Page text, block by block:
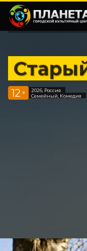
12 +
2026, Россия
Семейный, Комедия